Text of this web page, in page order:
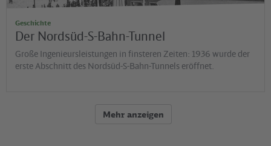
Geschichte
Der Nordsüd-S-Bahn-Tunnel
Große Ingenieursleistungen in finsteren Zeiten: 1936 wurde der
erste Abschnitt des Nordsüd-S-Bahn-Tunnels eröffnet.
Mehr anzeigen